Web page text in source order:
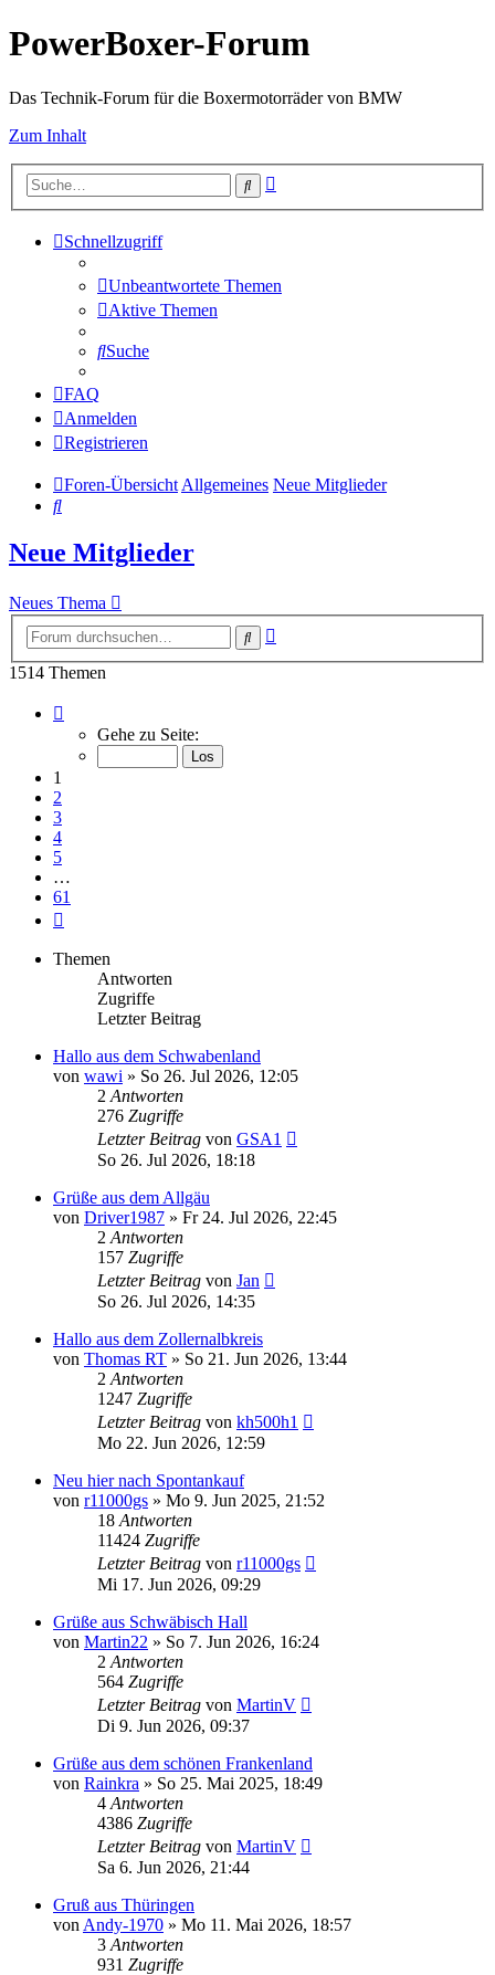
PowerBoxer-Forum
Das Technik-Forum für die Boxermotorräder von BMW
Zum Inhalt
Suche
Schnellzugriff
Unbeantwortete Themen
Aktive Themen
Suche
FAQ
Anmelden
Registrieren
Foren-ÜbersichtAllgemeines Neue Mitglieder
Suche
Neue Mitglieder
Neues Thema
Suche
1514 Themen
von
Gehe zu Seite:
1
2
3
4
5
…
61
Themen
Antworten
Zugriffe
Letzter Beitrag
Hallo aus dem Schwabenland
von wawi » So 26. Jul 2026, 12:05
2 Antworten
276 Zugriffe
Letzter Beitrag von GSA1
So 26. Jul 2026, 18:18
Grüße aus dem Allgäu
von Driver1987 » Fr 24. Jul 2026, 22:45
2 Antworten
157 Zugriffe
Letzter Beitrag von Jan
So 26. Jul 2026, 14:35
Hallo aus dem Zollernalbkreis
von Thomas RT » So 21. Jun 2026, 13:44
2 Antworten
1247 Zugriffe
Letzter Beitrag von kh500h1
Mo 22. Jun 2026, 12:59
Neu hier nach Spontankauf
von r11000gs » Mo 9. Jun 2025, 21:52
18 Antworten
11424 Zugriffe
Letzter Beitrag von r11000gs
Mi 17. Jun 2026, 09:29
Grüße aus Schwäbisch Hall
von Martin22 » So 7. Jun 2026, 16:24
2 Antworten
564 Zugriffe
Letzter Beitrag von MartinV
Di 9. Jun 2026, 09:37
Grüße aus dem schönen Frankenland
von Rainkra » So 25. Mai 2025, 18:49
4 Antworten
4386 Zugriffe
Letzter Beitrag von MartinV
Sa 6. Jun 2026, 21:44
Gruß aus Thüringen
von Andy-1970 » Mo 11. Mai 2026, 18:57
3 Antworten
931 Zugriffe